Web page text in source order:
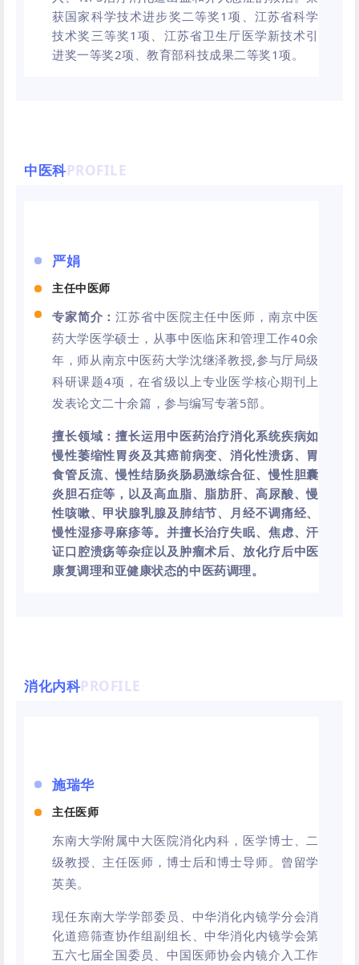
获国家科学技术进步奖二等奖1项、江苏省科学
技术奖三等奖1项、江苏省卫生厅医学新技术引
进奖一等奖2项、教育部科技成果二等奖1项。
中医科PROFILE
严娟
主任中医师
专家简介：江苏省中医院主任中医师，南京中医
药大学医学硕士，从事中医临床和管理工作40余
年，师从南京中医药大学沈继泽教授,参与厅局级
科研课题4项，在省级以上专业医学核心期刊上
发表论文二十余篇，参与编写专著5部。
擅长领域：擅长运用中医药治疗消化系统疾病如
慢性萎缩性胃炎及其癌前病变、消化性溃疡、 胃
食管反流、慢性结肠炎肠易激综合征、慢性胆囊
炎胆石症等，以及高血脂、脂肪肝、高尿酸、慢
性咳嗽、甲状腺乳腺及肺结节、月经不调痛经、
慢性湿疹寻麻疹等。并擅长治疗失眠、焦虑、汗
证口腔溃疡等杂症以及肿瘤术后、放化疗后中医
康复调理和亚健康状态的中医药调理。
消化内科PROFILE
施瑞华
主任医师
东南大学附属中大医院消化内科，医学博士、二
级教授、主任医师，博士后和博士导师。曾留学
英美。
现任东南大学学部委员、中华消化内镜学分会消
化道癌筛查协作组副组长、中华消化内镜学会第
五六七届全国委员、中国医师协会内镜介入工作